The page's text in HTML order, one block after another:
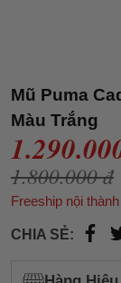
Mũ Puma
Màu Trắng
1.800.000 đ
Freeship nội
CHIA SẺ: